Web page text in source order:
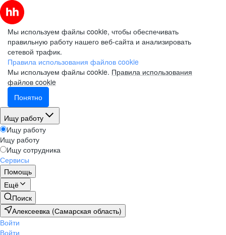
Мы используем файлы cookie, чтобы обеспечивать
правильную работу нашего веб-сайта и анализировать
сетевой трафик.
Правила использования файлов cookie
Мы используем файлы cookie. Правила использования
файлов cookie
Понятно
Ищу работу
Ищу работу
Ищу работу
Ищу сотрудника
Сервисы
Помощь
Ещё
Поиск
Алексеевка (Самарская область)
Войти
Войти